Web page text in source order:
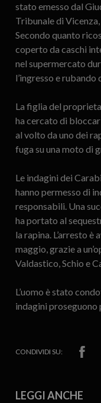
stato emesso dal
Tribunale di
Secondo quanto
coperto da caschi
nel supermercato
l’ingresso e
La figlia del
ha cercato di
al volto da uno dei
fuga su una moto di
Le indagini dei
hanno permesso di
responsabili. Una
ha portato al
la rapina. L’arresto
maggio, grazie a
Valdastico, Schio e
L’uomo è stato
indagini
CONDIVIDI SU:
LEGGI ANCHE